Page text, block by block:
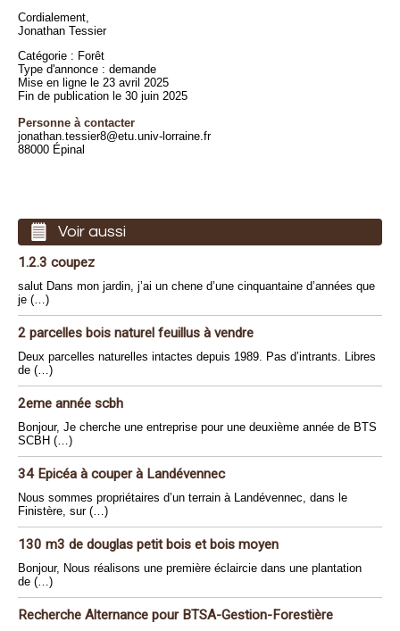
Cordialement,
Jonathan Tessier
Catégorie : Forêt
Type d'annonce : demande
Mise en ligne le 23 avril 2025
Fin de publication le 30 juin 2025
Personne à contacter
jonathan.tessier8@etu.univ-lorraine.fr
88000 Épinal
Voir aussi
1.2.3 coupez
salut Dans mon jardin, j’ai un chene d’une cinquantaine d’années que
je (…)
2 parcelles bois naturel feuillus à vendre
Deux parcelles naturelles intactes depuis 1989. Pas d’intrants. Libres
de (…)
2eme année scbh
Bonjour, Je cherche une entreprise pour une deuxième année de BTS
SCBH (…)
34 Epicéa à couper à Landévennec
Nous sommes propriétaires d’un terrain à Landévennec, dans le
Finistère, sur (…)
130 m3 de douglas petit bois et bois moyen
Bonjour, Nous réalisons une première éclaircie dans une plantation
de (…)
Recherche Alternance pour BTSA-Gestion-Forestière